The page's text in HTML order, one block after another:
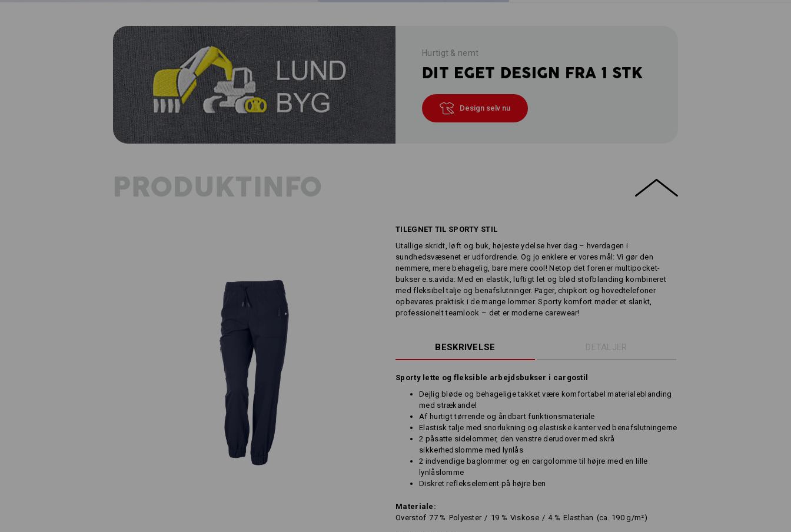
Hurtigt & nemt
DIT EGET DESIGN FRA 1 STK
Design selv nu
PRODUKTINFO
TILEGNET TIL SPORTY STIL
Utallige skridt, løft og buk, højeste ydelse hver dag – hverdagen i
sundhedsvæsenet er udfordrende. Og jo enklere er vores mål: Vi gør den
nemmere, mere behagelig, bare mere cool! Netop det forener multipocket-
bukser e.s.avida: Med en elastik, luftigt let og blød stofblanding kombineret
med fleksibel talje og benafslutninger. Pager, chipkort og hovedtelefoner
opbevares praktisk i de mange lommer. Sporty komfort møder et slankt,
professionelt teamlook – det er moderne carewear!
BESKRIVELSE DETALJER
Sporty lette og fleksible arbejdsbukser i cargostil
Dejlig bløde og behagelige takket være komfortabel materialeblanding
med strækandel
Af hurtigt tørrende og åndbart funktionsmateriale
Elastisk talje med snorlukning og elastiske kanter ved benafslutningerne
2 påsatte sidelommer, den venstre derudover med skrå
sikkerhedslomme med lynlås
2 indvendige baglommer og en cargolomme til højre med en lille
lynlåslomme
Diskret reflekselement på højre ben
Materiale:
Overstof 77 % Polyester / 19 % Viskose / 4% Elasthan (ca. 190 g/m²)